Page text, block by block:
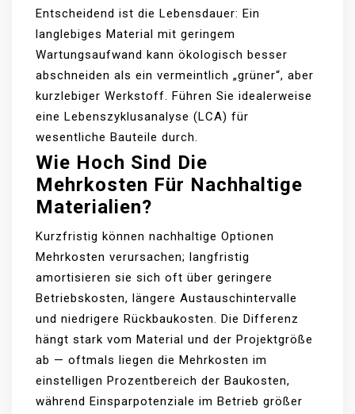
Entscheidend ist die Lebensdauer: Ein
langlebiges Material mit geringem
Wartungsaufwand kann ökologisch besser
abschneiden als ein vermeintlich „grüner“, aber
kurzlebiger Werkstoff. Führen Sie idealerweise
eine Lebenszyklusanalyse (LCA) für
wesentliche Bauteile durch.
Wie Hoch Sind Die
Mehrkosten Für Nachhaltige
Materialien?
Kurzfristig können nachhaltige Optionen
Mehrkosten verursachen; langfristig
amortisieren sie sich oft über geringere
Betriebskosten, längere Austauschintervalle
und niedrigere Rückbaukosten. Die Differenz
hängt stark vom Material und der Projektgröße
ab — oftmals liegen die Mehrkosten im
einstelligen Prozentbereich der Baukosten,
während Einsparpotenziale im Betrieb größer